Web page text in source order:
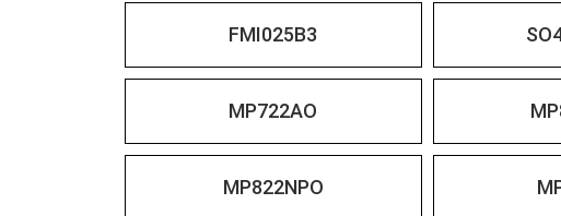
FMI025B3
MP722AO
MP822NPO